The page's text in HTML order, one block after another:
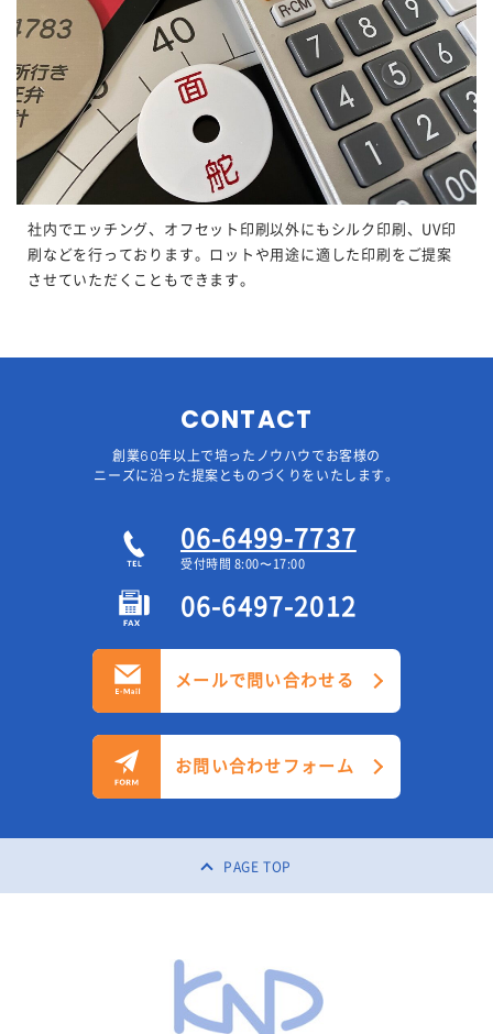
社内でエッチング、オフセット印刷以外にもシルク印刷、 UV印
刷などを行っております。ロットや用途に適した印刷をご提案
させていただくこともできます。
CONTACT
創業60年以上で培ったノウハウでお客様の
ニーズに沿った提案とものづくりをいたします。
06-6499-7737
受付時間 8:00〜17:00
06-6497-2012
メールで問い合わせる
お問い合わせフォーム
PAGE TOP